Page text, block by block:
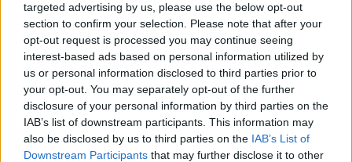
targeted advertising by us, please use the below opt-out
section to confirm your selection. Please note that after your
opt-out request is processed you may continue seeing
interest-based ads based on personal information utilized by
us or personal information disclosed to third parties prior to
your opt-out. You may separately opt-out of the further
disclosure of your personal information by third parties on the
IAB’s list of downstream participants. This information may
also be disclosed by us to third parties on the IAB’s List of
Downstream Participants that may further disclose it to other
formy w tabelce:
formy alfabetycznie:
sztućca; sztućcach; sztućcami; sztućce; sztućcem;
sztućcom; sztućców; sztućcowi; sztućcu; sztuciec
ZGŁOŚ POPRAWKĘ